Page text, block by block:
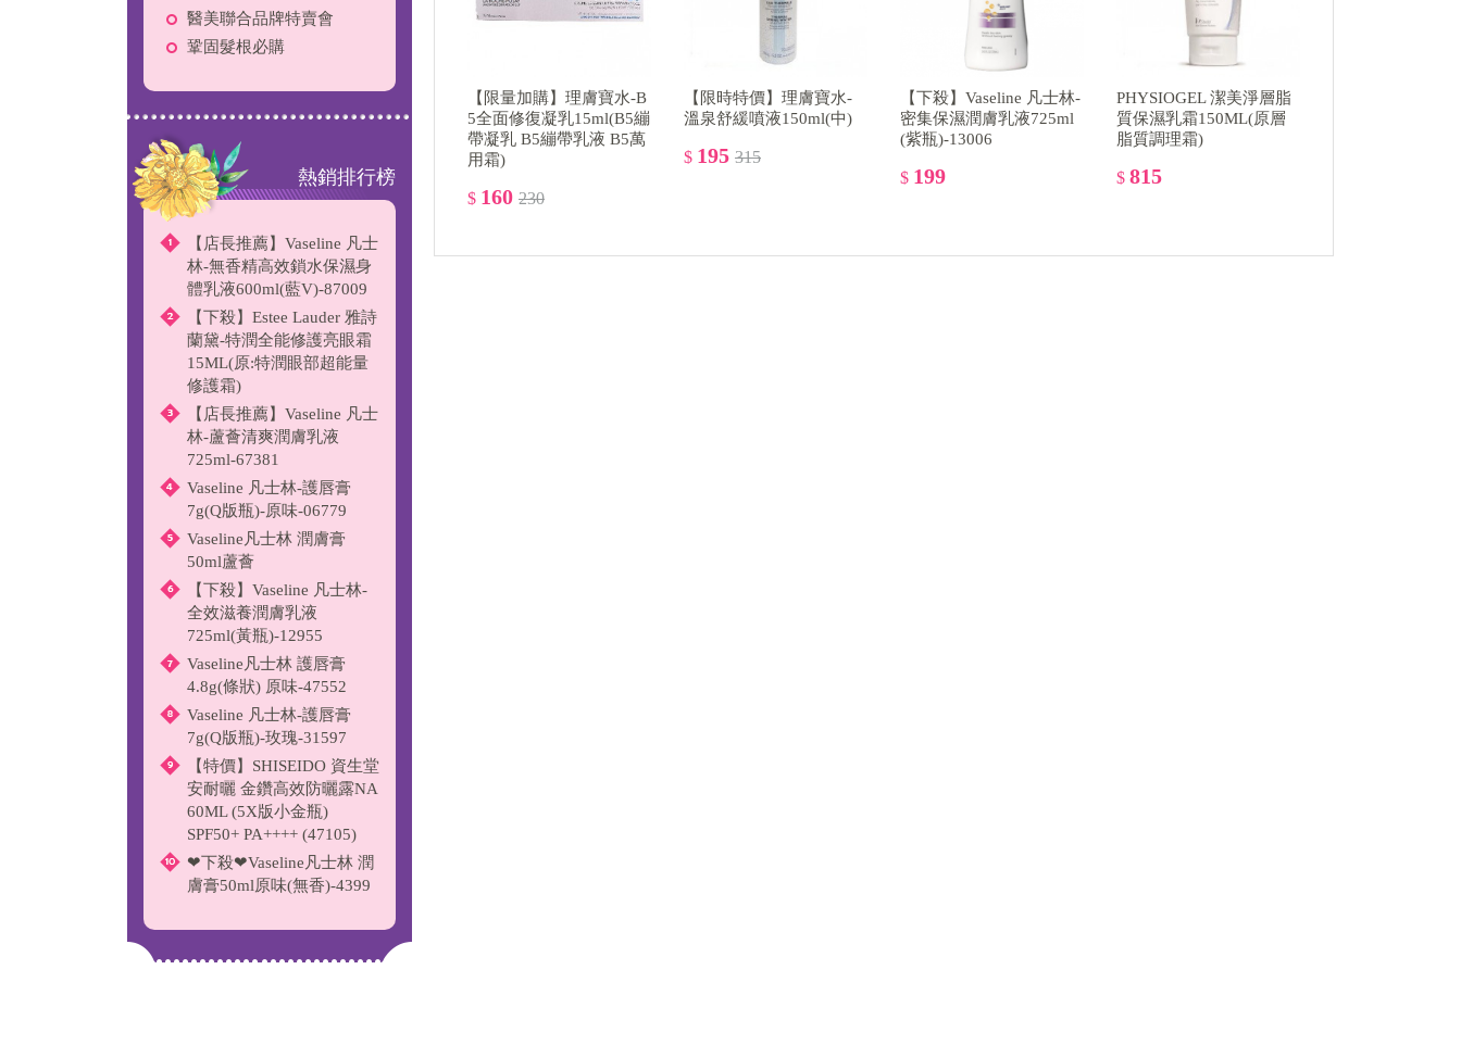
醫美聯合品牌特賣會
鞏固髮根必購
熱銷排行榜
【店長推薦】Vaseline 凡士
林-無香精高效鎖水保濕身
體乳液600ml(藍V)-87009
【下殺】Estee Lauder 雅詩
蘭黛-特潤全能修護亮眼霜
15ML(原:特潤眼部超能量
修護霜)
【店長推薦】Vaseline 凡士
林-蘆薈清爽潤膚乳液
725ml-67381
Vaseline 凡士林-護唇膏
7g(Q版瓶)-原味-06779
Vaseline凡士林 潤膚膏
50ml蘆薈
【下殺】Vaseline 凡士林-
全效滋養潤膚乳液
725ml(黃瓶)-12955
Vaseline凡士林 護唇膏
4.8g(條狀) 原味-47552
Vaseline 凡士林-護唇膏
7g(Q版瓶)-玫瑰-31597
【特價】SHISEIDO 資生堂
安耐曬 金鑽高效防曬露NA
60ML (5X版小金瓶)
SPF50+ PA++++ (47105)
❤下殺❤Vaseline凡士林 潤
膚膏50ml原味(無香)-4399
【限量加購】理膚寶水-B
5全面修復凝乳15ml(B5繃
帶凝乳 B5繃帶乳液 B5萬
用霜)
$ 160 230
【限時特價】理膚寶水-
溫泉舒緩噴液150ml(中)
$ 195 315
【下殺】Vaseline 凡士林-
密集保濕潤膚乳液725ml
(紫瓶)-13006
$ 199
PHYSIOGEL 潔美淨層脂
質保濕乳霜150ML(原層
脂質調理霜)
$ 815